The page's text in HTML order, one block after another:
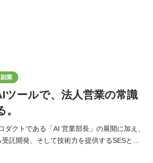
業
ツールで、法人営業の常識
ダクトである「AI 営業部長」の展開に加え、
託開発、そして技術力を提供するSESと、